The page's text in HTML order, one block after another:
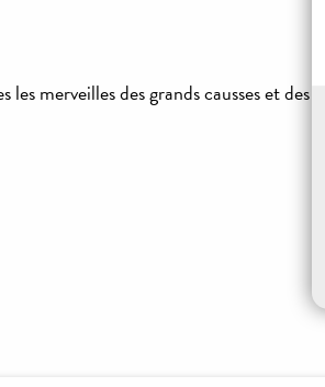
favoris
merveilles des grands causses et des